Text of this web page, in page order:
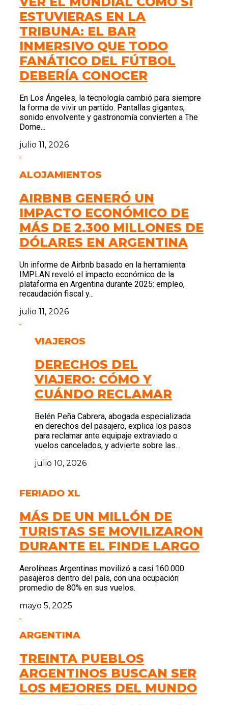
ESTUVIERAS EN LA
TRIBUNA: EL BAR
INMERSIVO QUE TODO
FANÁTICO DEL FÚTBOL
DEBERÍA CONOCER
En Los Ángeles, la tecnología cambió para siempre
la forma de vivir un partido. Pantallas gigantes,
sonido envolvente y gastronomía convierten a The
Dome...
julio 11, 2026
ALOJAMIENTOS
AIRBNB GENERÓ UN
IMPACTO ECONÓMICO DE
MÁS DE 2.300 MILLONES DE
DÓLARES EN ARGENTINA
Un informe de Airbnb basado en la herramienta
IMPLAN reveló el impacto económico de la
plataforma en Argentina durante 2025: empleo,
recaudación fiscal y...
julio 11, 2026
VIAJEROS
DERECHOS DEL
VIAJERO: CÓMO Y
CUÁNDO RECLAMAR
Belén Peña Cabrera, abogada especializada
en derechos del pasajero, explica los pasos
para reclamar ante equipaje extraviado o
vuelos cancelados, y advierte sobre las...
julio 10, 2026
FERIADO XL
MÁS DE UN MILLÓN DE
TURISTAS SE MOVILIZARON
DURANTE EL FINDE LARGO
Aerolíneas Argentinas movilizó a casi 160.000
pasajeros dentro del país, con una ocupación
promedio de 80% en sus vuelos.
mayo 5, 2025
ARGENTINA
TREINTA PUEBLOS
ARGENTINOS BUSCAN SER
LOS MEJORES DEL MUNDO